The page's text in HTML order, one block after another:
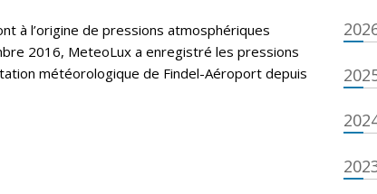
à l’origine de pressions atmosphériques
2016, MeteoLux a enregistré les pressions
météorologique de Findel-Aéroport depuis